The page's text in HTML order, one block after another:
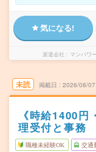
気になる!
派遣会社 マンパワ
未読 掲載日 2026/08/07
《時給1400
理受付と事務
職種未経験OK 交通